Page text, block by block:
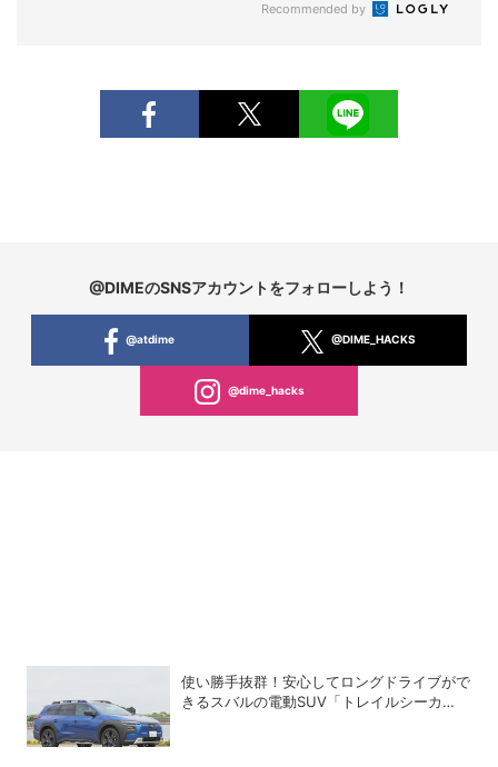
Recommended by
@DIMEのSNSアカウントをフォローしよう！
@atdime @DIME_HACKS
@dime_hacks
使い勝手抜群！安心してロングドライブがで
きるスバルの電動SUV「トレイルシーカ